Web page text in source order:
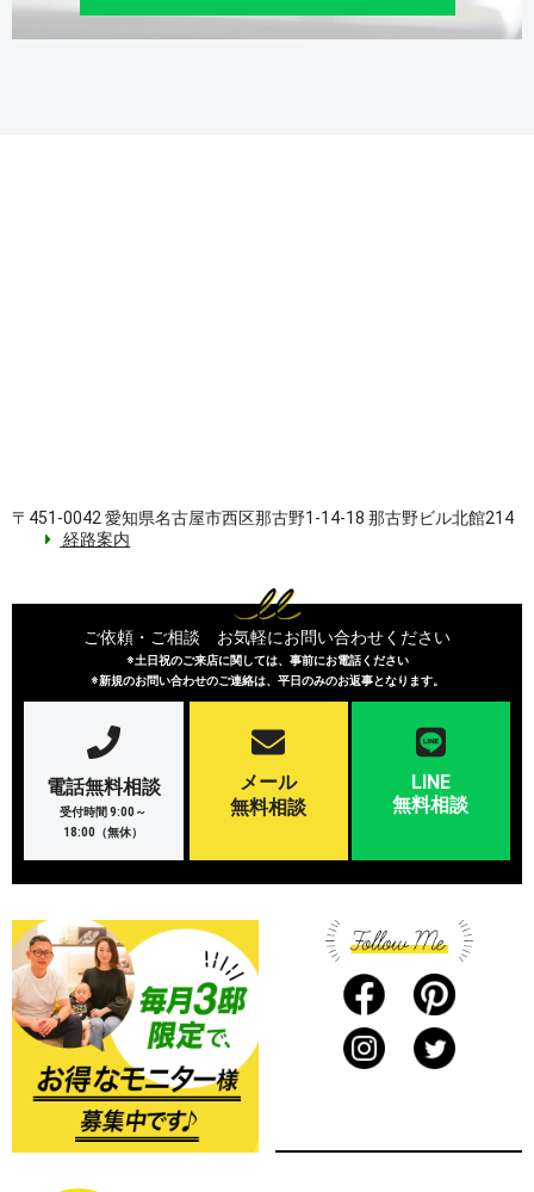
〒451-0042 愛知県名古屋市西区那古野1-14-18 那古野ビル北館214
経路案内
ご依頼・ご相談 お気軽にお問い合わせください
※土日祝のご来店に関しては、事前にお電話ください
※新規のお問い合わせのご連絡は、平日のみのお返事となります。
電話無料相談
受付時間 9:00～
18:00（無休）
メール
無料相談
LINE
無料相談